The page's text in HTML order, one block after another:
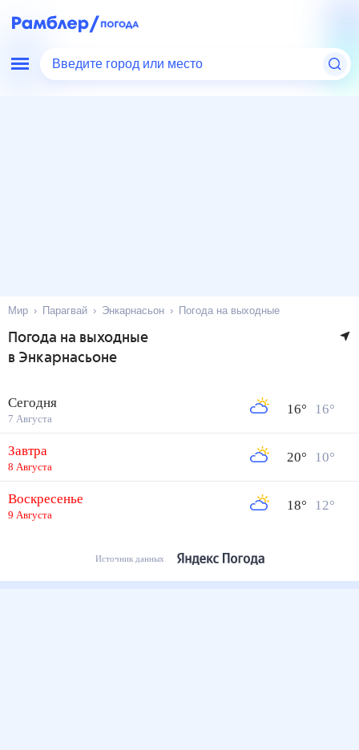
Введите город или место
Мир Парагвай Энкарнасьон Погода на выходные
Погода на выходные
в Энкарнасьоне
Сегодня
7 Августа
16° 16°
Завтра
8 Августа
20° 10°
Воскресенье
9 Августа
18° 12°
Источник данных